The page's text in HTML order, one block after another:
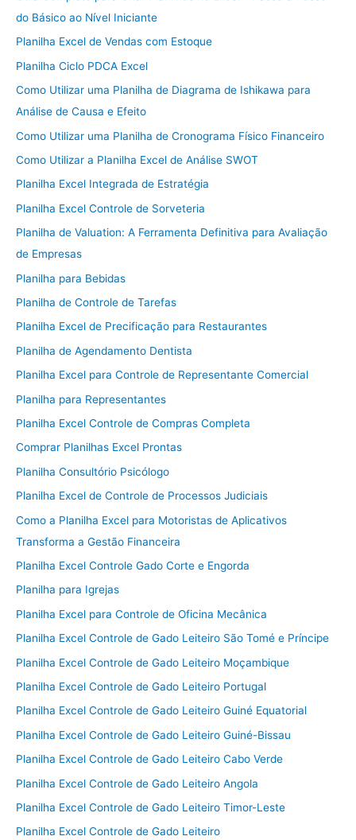
do Básico ao Nível Iniciante
Planilha Excel de Vendas com Estoque
Planilha Ciclo PDCA Excel
Como Utilizar uma Planilha de Diagrama de Ishikawa para
Análise de Causa e Efeito
Como Utilizar uma Planilha de Cronograma Físico Financeiro
Como Utilizar a Planilha Excel de Análise SWOT
Planilha Excel Integrada de Estratégia
Planilha Excel Controle de Sorveteria
Planilha de Valuation: A Ferramenta Definitiva para Avaliação
de Empresas
Planilha para Bebidas
Planilha de Controle de Tarefas
Planilha Excel de Precificação para Restaurantes
Planilha de Agendamento Dentista
Planilha Excel para Controle de Representante Comercial
Planilha para Representantes
Planilha Excel Controle de Compras Completa
Comprar Planilhas Excel Prontas
Planilha Consultório Psicólogo
Planilha Excel de Controle de Processos Judiciais
Como a Planilha Excel para Motoristas de Aplicativos
Transforma a Gestão Financeira
Planilha Excel Controle Gado Corte e Engorda
Planilha para Igrejas
Planilha Excel para Controle de Oficina Mecânica
Planilha Excel Controle de Gado Leiteiro São Tomé e Príncipe
Planilha Excel Controle de Gado Leiteiro Moçambique
Planilha Excel Controle de Gado Leiteiro Portugal
Planilha Excel Controle de Gado Leiteiro Guiné Equatorial
Planilha Excel Controle de Gado Leiteiro Guiné-Bissau
Planilha Excel Controle de Gado Leiteiro Cabo Verde
Planilha Excel Controle de Gado Leiteiro Angola
Planilha Excel Controle de Gado Leiteiro Timor-Leste
Planilha Excel Controle de Gado Leiteiro